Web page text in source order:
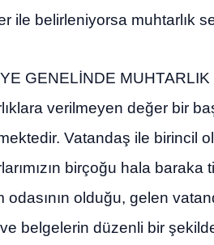
ile belirleniyorsa muhtarlık
GENELİNDE MUHTARLIK
verilmeyen değer bir
Vatandaş ile birincil
birçoğu hala baraka
odasının olduğu, gelen
belgelerin düzenli bir